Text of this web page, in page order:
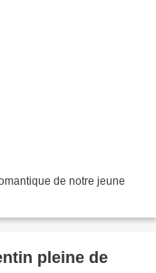
de notre jeune
pleine de